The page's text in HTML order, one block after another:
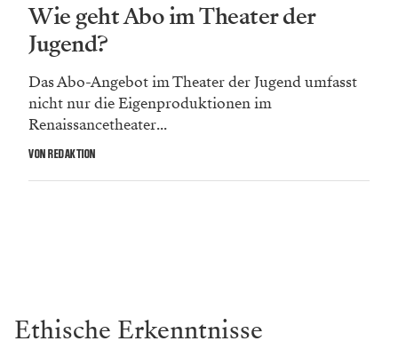
Wie geht Abo im Theater der
Jugend?
Das Abo-Angebot im Theater der Jugend umfasst
nicht nur die Eigenproduktionen im
Renaissancetheater...
VON REDAKTION
Ethische Erkenntnisse